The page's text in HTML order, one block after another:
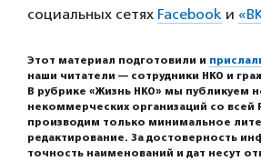
социальных сетях Facebook и
Этот материал подготовили и
наши читатели — сотрудники НКО и
В рубрике «Жизнь НКО» мы публикуем
некоммерческих организаций со всей
производим только минимальное
редактирование. За достоверность
точность наименований и дат несут